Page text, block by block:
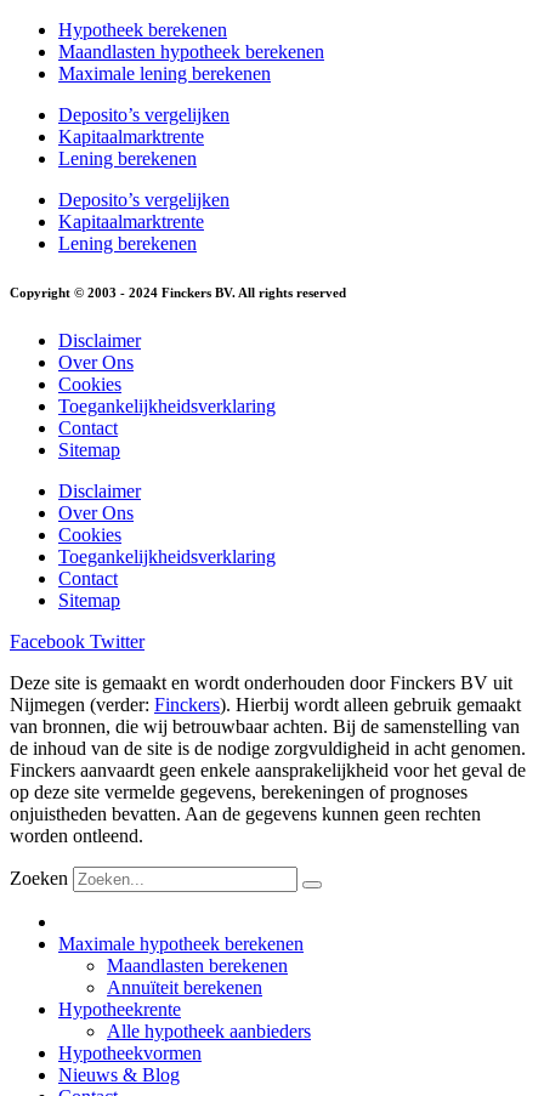
Hypotheek berekenen
Maandlasten hypotheek berekenen
Maximale lening berekenen
Deposito’s vergelijken
Kapitaalmarktrente
Lening berekenen
Deposito’s vergelijken
Kapitaalmarktrente
Lening berekenen
Copyright © 2003 - 2024 Finckers BV. All rights reserved
Disclaimer
Over Ons
Cookies
Toegankelijkheidsverklaring
Contact
Sitemap
Disclaimer
Over Ons
Cookies
Toegankelijkheidsverklaring
Contact
Sitemap
Facebook Twitter
Deze site is gemaakt en wordt onderhouden door Finckers BV uit
Nijmegen (verder: Finckers). Hierbij wordt alleen gebruik gemaakt
van bronnen, die wij betrouwbaar achten. Bij de samenstelling van
de inhoud van de site is de nodige zorgvuldigheid in acht genomen.
Finckers aanvaardt geen enkele aansprakelijkheid voor het geval de
op deze site vermelde gegevens, berekeningen of prognoses
onjuistheden bevatten. Aan de gegevens kunnen geen rechten
worden ontleend.
Zoeken
Maximale hypotheek berekenen
Maandlasten berekenen
Annuïteit berekenen
Hypotheekrente
Alle hypotheek aanbieders
Hypotheekvormen
Nieuws & Blog